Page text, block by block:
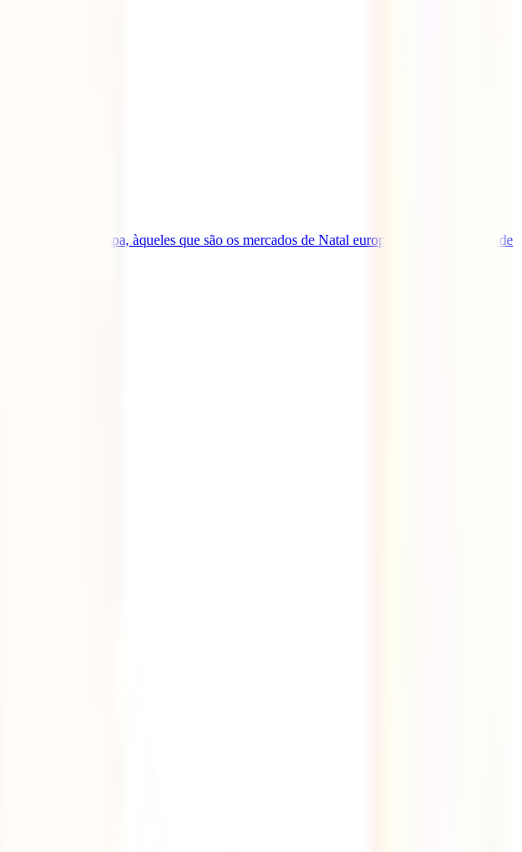
Natal da Europa, àqueles que são os mercados de Natal europeus mais badalados de